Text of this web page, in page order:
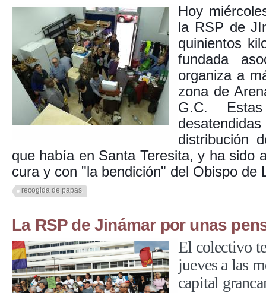
Hoy
la RSP de
quinientos
fundada
organiza a
zona de
G.C.
distribución
que había en Santa Teresita, y ha sido
cura y con "la bendición" del Obispo de
recogida de papas
La RSP de Jinámar por unas
El colectivo
jueves a las
capital